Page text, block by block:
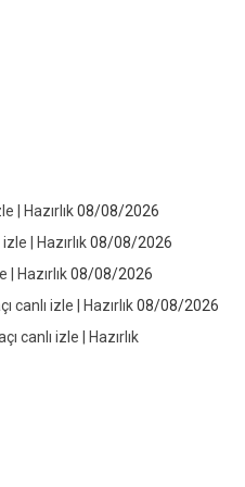
| Hazırlık08/08/2026
| Hazırlık08/08/2026
| Hazırlık08/08/2026
canlı izle | Hazırlık08/08/2026
canlı izle | Hazırlık